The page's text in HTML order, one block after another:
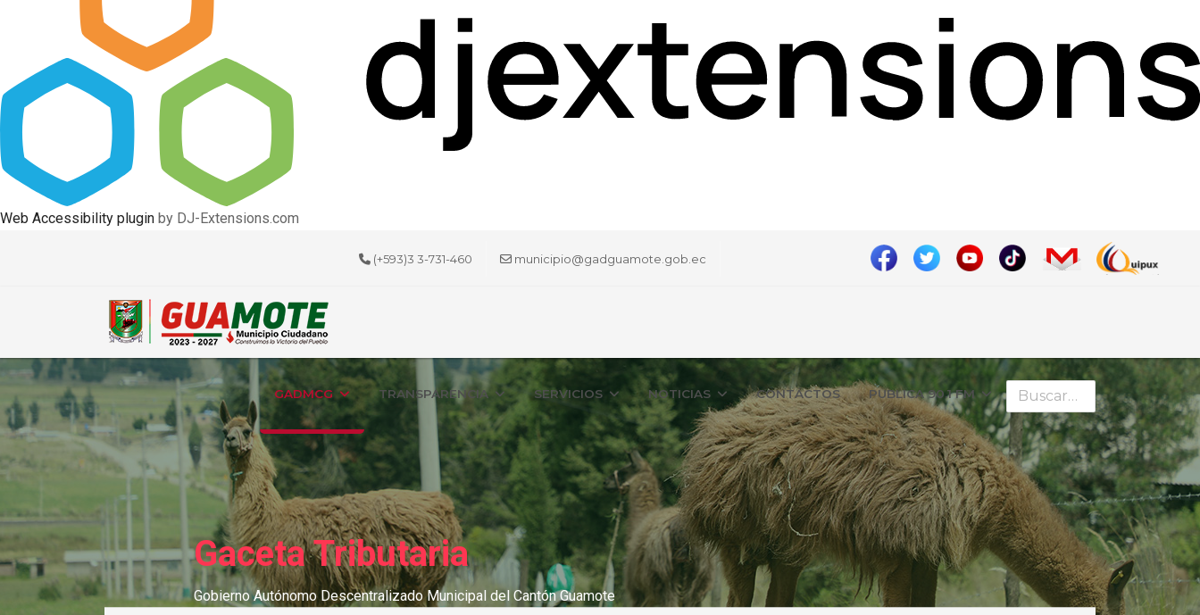
Web Accessibility plugin by DJ-Extensions.com
(+593)3 3-731-460 municipio@gadguamote.gob.ec
GADMCG TRANSPARENCIA SERVICIOS NOTICIAS CONTÁCTOS PUBLICA 90.1 FM Buscar
Gaceta Tributaria
Gobierno Autónomo Descentralizado Municipal del Cantón Guamote